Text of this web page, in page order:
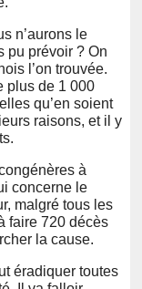
n’aurons le
pu prévoir ? On
l’on trouvée.
plus de 1 000
qu’en soient
raisons, et il y
à
concerne le
malgré tous les
faire 720 décès
la cause.
éradiquer toutes